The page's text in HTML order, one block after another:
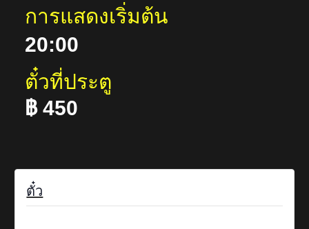
การแสดงเริ่มต้น
20:00
ตั๋วที่ประตู
฿ 450
ตั๋ว